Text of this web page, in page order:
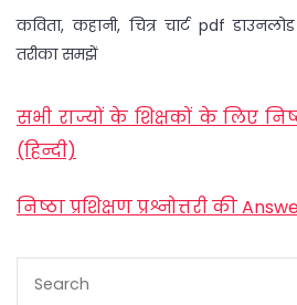
कविता, कहानी, चित्र चार्ट pdf
तरीका समझें
सभी राज्यों के शिक्षकों के लिए
(हिन्दी)
निष्ठा प्रशिक्षण प्रश्नोत्तरी की